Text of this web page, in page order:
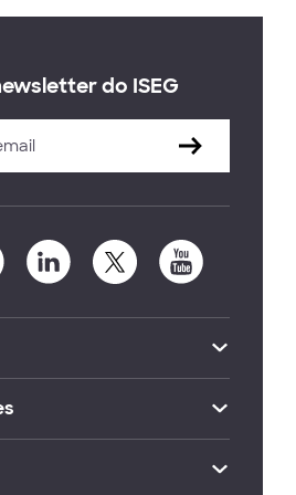
do ISEG